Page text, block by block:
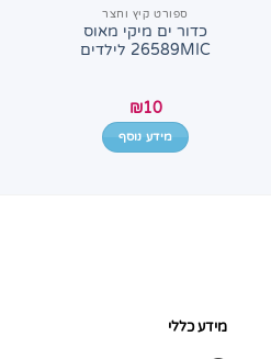
ספורט קיץ וחצר
כדור ים מיקי מאוס
26589MIC לילדים
₪10
מידע נוסף
מידע כללי